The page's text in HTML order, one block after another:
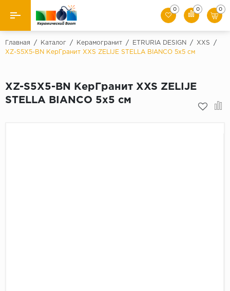
Назад
Керамическая плитка
0 0 0
Главная / Каталог / Керамогранит / ETRURIA DESIGN / XXS
/
XZ-S5X5-BN КерГранит XXS ZELIJE STELLA BIANCO 5x5 см
XZ-S5X5-BN КерГранит XXS ZELIJE
STELLA BIANCO 5x5 см